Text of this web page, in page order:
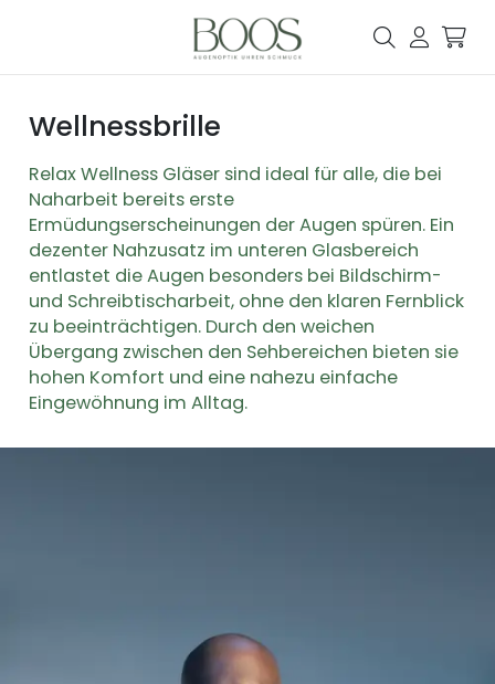
Wellnessbrille
Relax Wellness Gläser sind ideal für alle, die bei
Naharbeit bereits erste
Ermüdungserscheinungen der Augen spüren. Ein
dezenter Nahzusatz im unteren Glasbereich
entlastet die Augen besonders bei Bildschirm-
und Schreibtischarbeit, ohne den klaren Fernblick
zu beeinträchtigen. Durch den weichen
Übergang zwischen den Sehbereichen bieten sie
hohen Komfort und eine nahezu einfache
Eingewöhnung im Alltag.